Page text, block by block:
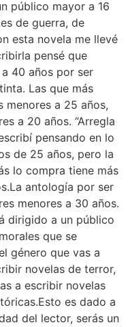
público mayor a 16
de guerra, de
esta novela me llevé
pensé que
40 años por ser
Las que más
menores a 25 años,
a 20 años. “Arregla
pensando en lo
de 25 años, pero la
lo compra tiene más
antología por ser
menores a 30 años.
dirigido a un público
que se
género que vas a
novelas de terror,
a escribir novelas
es dado a
del lector, serás un